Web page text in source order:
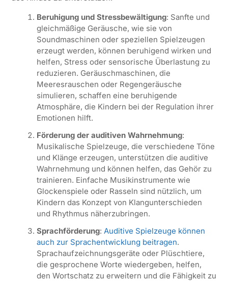
Beruhigung und Stressbewältigung: Sanfte und
gleichmäßige Geräusche, wie sie von
Soundmaschinen oder speziellen Spielzeugen
erzeugt werden, können beruhigend wirken und
helfen, Stress oder sensorische Überlastung zu
reduzieren. Geräuschmaschinen, die
Meeresrauschen oder Regengeräusche
simulieren, schaffen eine beruhigende
Atmosphäre, die Kindern bei der Regulation ihrer
Emotionen hilft.
Förderung der auditiven Wahrnehmung:
Musikalische Spielzeuge, die verschiedene Töne
und Klänge erzeugen, unterstützen die auditive
Wahrnehmung und können helfen, das Gehör zu
trainieren. Einfache Musikinstrumente wie
Glockenspiele oder Rasseln sind nützlich, um
Kindern das Konzept von Klangunterschieden
und Rhythmus näherzubringen.
Sprachförderung: Auditive Spielzeuge können
auch zur Sprachentwicklung beitragen.
Sprachaufzeichnungsgeräte oder Plüschtiere,
die gesprochene Worte wiedergeben, helfen,
den Wortschatz zu erweitern und die Fähigkeit zu